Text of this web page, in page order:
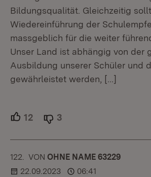
Bildungsqualität. Gleichzeitig
Wiedereinführung der
massgeblich für die weiter
Unser Land ist abhängig von der
Ausbildung unserer Schüler und
gewährleistet werden, […]
12 Unterstützer.
3
122. KOMMENTAR
VON :OHNE NAME 63229
22.09.2023
06:41